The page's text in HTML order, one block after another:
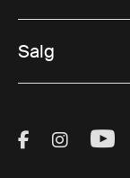
Salg
Visit Thule
Visit